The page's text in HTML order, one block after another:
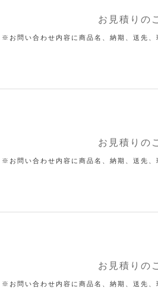
お見積りの
※お問い合わせ内容に商品名、納期、送先、
お見積りの
※お問い合わせ内容に商品名、納期、送先、
お見積りの
※お問い合わせ内容に商品名、納期、送先、